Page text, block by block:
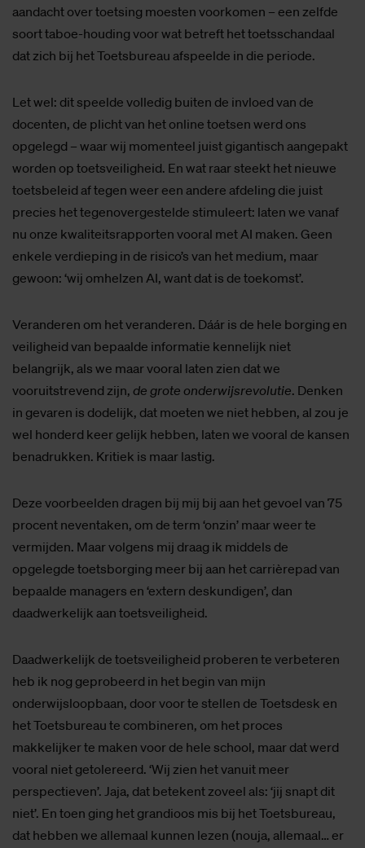
aandacht over toetsing moesten voorkomen – een zelfde
soort taboe-houding voor wat betreft het toetsschandaal
dat zich bij het Toetsbureau afspeelde in die periode.
Let wel: dit speelde volledig buiten de invloed van de
docenten, de plicht van het online toetsen werd ons
opgelegd – waar wij momenteel juist gigantisch aangepakt
worden op toetsveiligheid. En wat raar steekt het nieuwe
toetsbeleid af tegen weer een andere afdeling die juist
precies het tegenovergestelde stimuleert: laten we vanaf
nu onze kwaliteitsrapporten vooral met AI maken. Geen
enkele verdieping in de risico’s van het medium, maar
gewoon: ‘wij omhelzen AI, want dat is de toekomst’.
Veranderen om het veranderen. Dáár is de hele borging en
veiligheid van bepaalde informatie kennelijk niet
belangrijk, als we maar vooral laten zien dat we
vooruitstrevend zijn, de grote onderwijsrevolutie. Denken
in gevaren is dodelijk, dat moeten we niet hebben, al zou je
wel honderd keer gelijk hebben, laten we vooral de kansen
benadrukken. Kritiek is maar lastig.
Deze voorbeelden dragen bij mij bij aan het gevoel van 75
procent neventaken, om de term ‘onzin’ maar weer te
vermijden. Maar volgens mij draag ik middels de
opgelegde toetsborging meer bij aan het carrièrepad van
bepaalde managers en ‘extern deskundigen’, dan
daadwerkelijk aan toetsveiligheid.
Daadwerkelijk de toetsveiligheid proberen te verbeteren
heb ik nog geprobeerd in het begin van mijn
onderwijsloopbaan, door voor te stellen de Toetsdesk en
het Toetsbureau te combineren, om het proces
makkelijker te maken voor de hele school, maar dat werd
vooral niet getolereerd. ‘Wij zien het vanuit meer
perspectieven’. Jaja, dat betekent zoveel als: ‘jij snapt dit
niet’. En toen ging het grandioos mis bij het Toetsbureau,
dat hebben we allemaal kunnen lezen (nouja, allemaal… er